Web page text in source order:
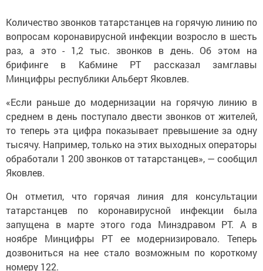
Количество звонков татарстанцев на горячую линию по
вопросам коронавирусной инфекции возросло в шесть
раз, а это - 1,2 тыс. звонков в день. Об этом на
брифинге в Кабмине РТ рассказал замглавы
Минцифры республики Альберт Яковлев.
«Если раньше до модернизации на горячую линию в
среднем в день поступало двести звонков от жителей,
то теперь эта цифра показывает превышение за одну
тысячу. Например, только на этих выходных операторы
обработали 1 200 звонков от татарстанцев», — сообщил
Яковлев.
Он отметил, что горячая линия для консультации
татарстанцев по коронавирусной инфекции была
запущена в марте этого года Минздравом РТ. А в
ноябре Минцифры РТ ее модернизировало. Теперь
дозвониться на нее стало возможным по короткому
номеру 122.